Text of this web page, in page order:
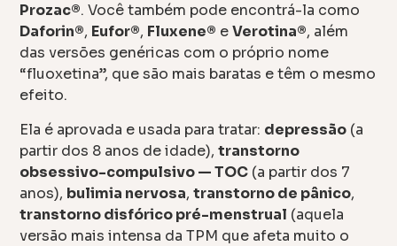
Prozac®. Você também pode encontrá-la como
Daforin®, Eufor®, Fluxene® eVerotina®, além
das versões genéricas com o próprio nome
“fluoxetina”, que são mais baratas e têm o mesmo
efeito.
Ela é aprovada e usada para tratar: depressão (a
partir dos 8 anos de idade),transtorno
obsessivo-compulsivo — TOC (a partir dos 7
anos), bulimia nervosa,transtorno de pânico,
transtorno disfórico pré-menstrual (aquela
versão mais intensa da TPM que afeta muito o